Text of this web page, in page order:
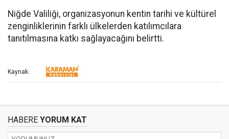
Niğde Valiliği, organizasyonun kentin tarihi ve kültürel
zenginliklerinin farklı ülkelerden katılımcılara
tanıtılmasına katkı sağlayacağını belirtti.
Kaynak:
HABERE YORUM KAT